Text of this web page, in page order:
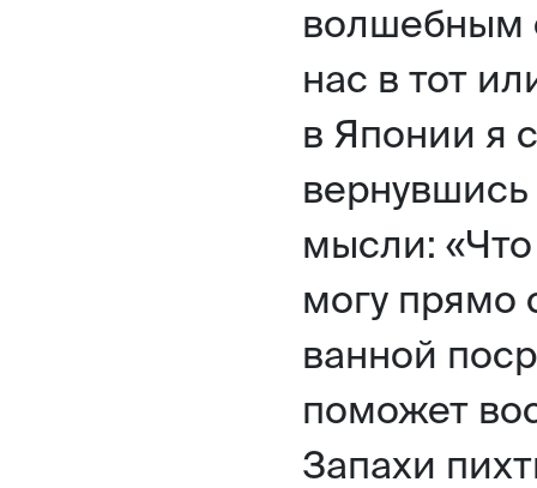
волшебным
нас в тот
в Японии я
мысли:
могу прямо
ванной
поможет
Запахи